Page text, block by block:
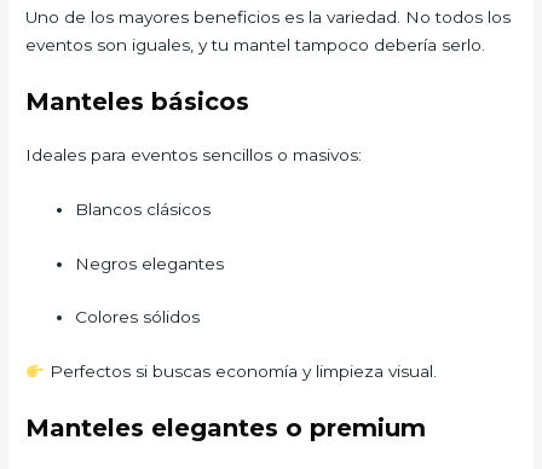
Uno de los mayores beneficios es la variedad. No todos los
eventos son iguales, y tu mantel tampoco debería serlo.
Manteles básicos
Ideales para eventos sencillos o masivos:
Blancos clásicos
Negros elegantes
Colores sólidos
Perfectos si buscas economía y limpieza visual.
Manteles elegantes o premium